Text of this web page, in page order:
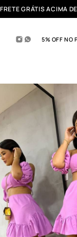
FRETE GRÁTIS ACIMA
5% OFF NO